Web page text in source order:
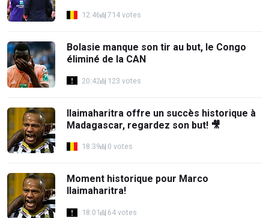
12:46 714 votes
Bolasie manque son tir au but, le Congo
éliminé de la CAN
20:42 123 votes
Ilaimaharitra offre un succès historique à
Madagascar, regardez son but! 🎥
18:39 0 votes
Moment historique pour Marco
Ilaimaharitra!
18:01 64 votes